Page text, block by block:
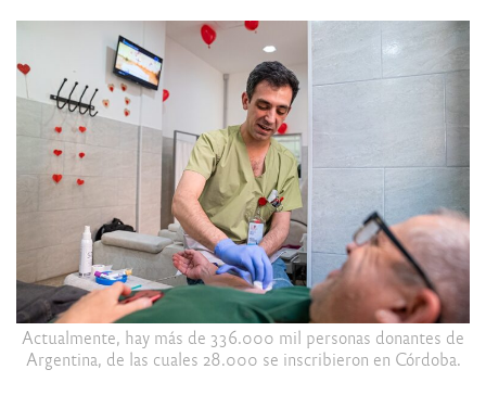
Actualmente, hay más de 336.000 mil personas donantes de
Argentina, de las cuales 28.000 se inscribieron en Córdoba.